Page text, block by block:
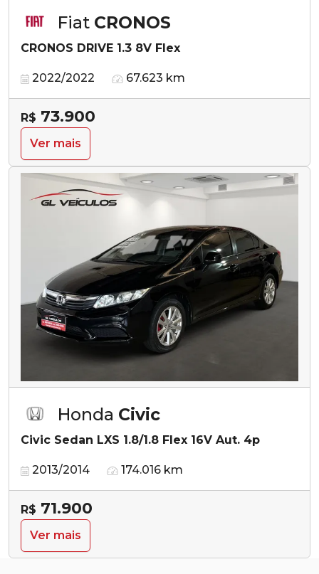
Fiat CRONOS
CRONOS DRIVE 1.3 8V Flex
2022/2022 67.623 km
R$ 73.900
Ver mais
Honda Civic
Civic Sedan LXS 1.8/1.8 Flex 16V Aut. 4p
2013/2014 174.016 km
R$ 71.900
Ver mais